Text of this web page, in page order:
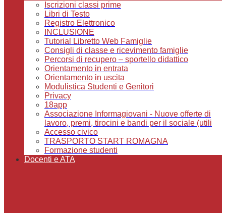
Iscrizioni classi prime
Libri di Testo
Registro Elettronico
INCLUSIONE
Tutorial Libretto Web Famiglie
Consigli di classe e ricevimento famiglie
Percorsi di recupero – sportello didattico
Orientamento in entrata
Orientamento in uscita
Modulistica Studenti e Genitori
Privacy
18app
Associazione Informagiovani - Nuove offerte di
lavoro, premi, tirocini e bandi per il sociale (utili
Accesso civico
TRASPORTO START ROMAGNA
Formazione studenti
Docenti e ATA